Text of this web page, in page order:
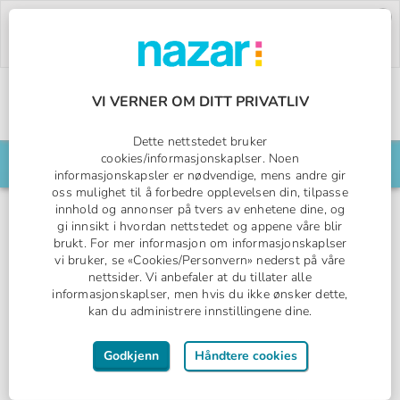
Bruk rabattkoden:PW26.
Nazar logo
Søk din reise her
Side, Tyrkia
Pegasos World
NAZAR COLLECTION
All Inclusive
VI VERNER OM DITT PRIVATLIV
Dette nettstedet bruker
cookies/informasjonskaplser. Noen
informasjonskapsler er nødvendige, mens andre gir
oss mulighet til å forbedre opplevelsen din, tilpasse
innhold og annonser på tvers av enhetene dine, og
gi innsikt i hvordan nettstedet og appene våre blir
brukt. For mer informasjon om informasjonskaplser
vi bruker, se «Cookies/Personvern» nederst på våre
nettsider. Vi anbefaler at du tillater alle
informasjonskaplser, men hvis du ikke ønsker dette,
kan du administrere innstillingene dine.
Godkjenn Håndtere cookies